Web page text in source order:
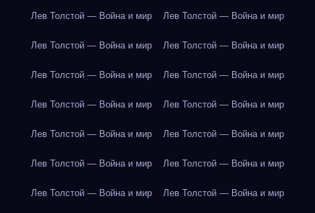
Лев Толстой — Война и мир Лев Толстой — Война и мир
Лев Толстой — Война и мир Лев Толстой — Война и мир
Лев Толстой — Война и мир Лев Толстой — Война и мир
Лев Толстой — Война и мир Лев Толстой — Война и мир
Лев Толстой — Война и мир Лев Толстой — Война и мир
Лев Толстой — Война и мир Лев Толстой — Война и мир
Лев Толстой — Война и мир Лев Толстой — Война и мир